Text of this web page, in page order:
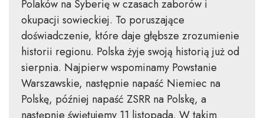
Polaków na Syberię w czasach zaborów i
okupacji sowieckiej. To poruszające
doświadczenie, które daje głębsze zrozumienie
historii regionu. Polska żyje swoją historią już od
sierpnia. Najpierw wspominamy Powstanie
Warszawskie, następnie napaść Niemiec na
Polskę, później napaść ZSRR na Polskę, a